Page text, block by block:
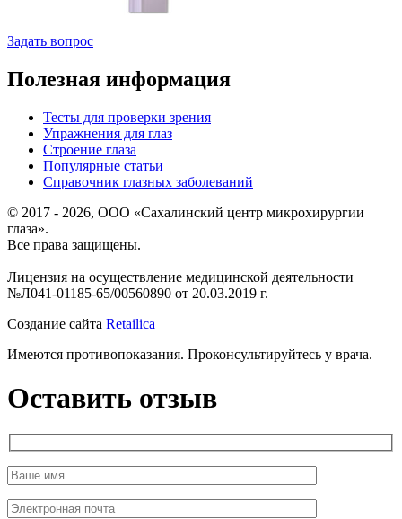
Задать вопрос
Полезная информация
Тесты для проверки зрения
Упражнения для глаз
Строение глаза
Популярные статьи
Справочник глазных заболеваний
© 2017 - 2026, ООО «Сахалинский центр микрохирургии
глаза».
Все права защищены.
Лицензия на осуществление медицинской деятельности
№Л041-01185-65/00560890 от 20.03.2019 г.
Создание сайта Retailica
Имеются противопоказания. Проконсультируйтесь у врача.
Оставить отзыв